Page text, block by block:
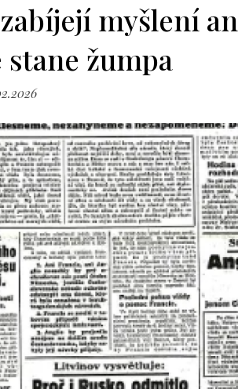
myšlení
stane žumpa